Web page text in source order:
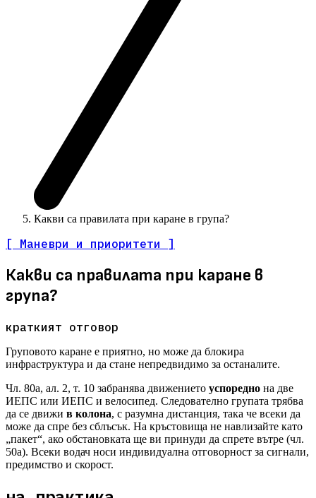
Какви са правилата при каране в група?
[ Маневри и приоритети ]
Какви са правилата при каране в
група?
краткият отговор
Груповото каране е приятно, но може да блокира
инфраструктура и да стане непредвидимо за останалите.
Чл. 80а, ал. 2, т. 10 забранява движението успоредно на две
ИЕПС или ИЕПС и велосипед. Следователно групата трябва
да се движи в колона, с разумна дистанция, така че всеки да
може да спре без сблъсък. На кръстовища не навлизайте като
„пакет“, ако обстановката ще ви принуди да спрете вътре (чл.
50а). Всеки водач носи индивидуална отговорност за сигнали,
предимство и скорост.